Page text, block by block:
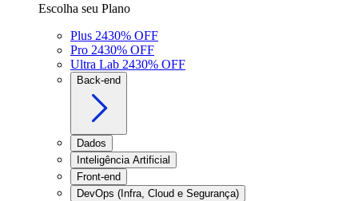
Escolha seu Plano
Plus 2430% OFF
Pro 2430% OFF
Ultra Lab 2430% OFF
Back-end
Dados
Inteligência Artificial
Front-end
DevOps (Infra, Cloud e Segurança)